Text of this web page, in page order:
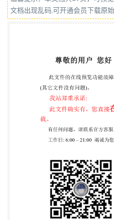
文档出现乱码,可开通会员下载原